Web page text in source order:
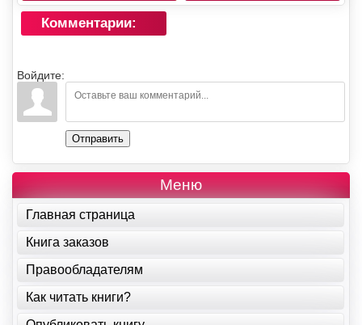
Комментарии:
Войдите:
Отправить
Меню
Главная страница
Книга заказов
Правообладателям
Как читать книги?